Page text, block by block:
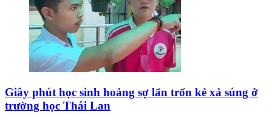
Giây phút học sinh hoảng sợ lẩn trốn kẻ xả súng ở
trường học Thái Lan